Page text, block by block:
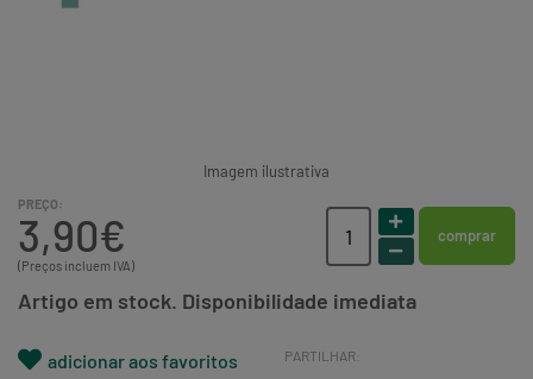
Imagem ilustrativa
PREÇO:
3,90€
(Preços incluem IVA)
comprar
Artigo em stock. Disponibilidade imediata
adicionar aos favoritos PARTILHAR: